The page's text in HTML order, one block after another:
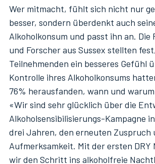
Wer mitmacht, fühlt sich nicht nur
besser, sondern überdenkt auch
Alkoholkonsum und passt ihn an. Die
und Forscher aus Sussex stellten
Teilnehmenden ein besseres Gefühl
Kontrolle ihres Alkoholkonsums
76% herausfanden, wann und
«Wir sind sehr glücklich über die
Alkoholsensibilisierungs-Kampagne
drei Jahren, den erneuten Zuspruch
Aufmerksamkeit. Mit der ersten DRY
wir den Schritt ins alkoholfreie